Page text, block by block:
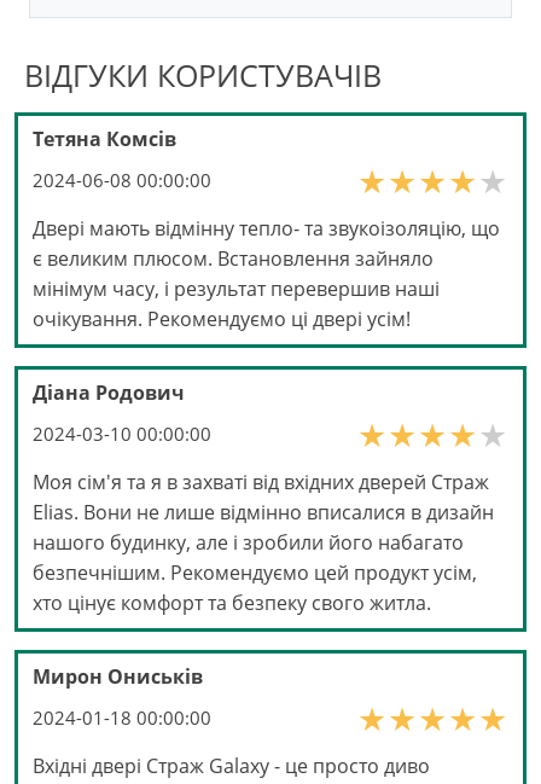
ВІДГУКИ КОРИСТУВАЧІВ
Тетяна Комсів
2024-06-08 00:00:00
Двері мають відмінну тепло- та звукоізоляцію, що
є великим плюсом. Встановлення зайняло
мінімум часу, і результат перевершив наші
очікування. Рекомендуємо ці двері усім!
Діана Родович
2024-03-10 00:00:00
Моя сім'я та я в захваті від вхідних дверей Страж
Elias. Вони не лише відмінно вписалися в дизайн
нашого будинку, але і зробили його набагато
безпечнішим. Рекомендуємо цей продукт усім,
хто цінує комфорт та безпеку свого житла.
Мирон Ониськів
2024-01-18 00:00:00
Вхідні двері Страж Galaxy - це просто диво